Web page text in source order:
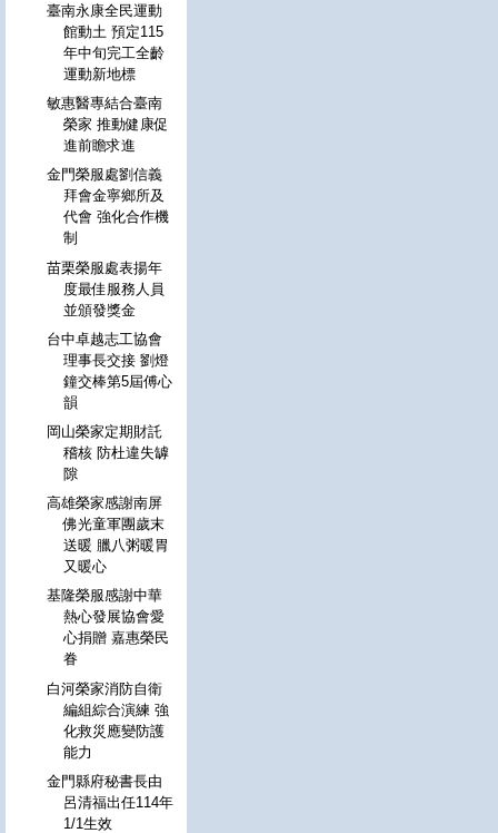
臺南永康全民運動
館動土 預定115
年中旬完工全齡
運動新地標
敏惠醫專結合臺南
榮家 推動健康促
進前瞻求進
金門榮服處劉信義
拜會金寧鄉所及
代會 強化合作機
制
苗栗榮服處表揚年
度最佳服務人員
並頒發獎金
台中卓越志工協會
理事長交接 劉燈
鐘交棒第5屆傅心
韻
岡山榮家定期財託
稽核 防杜違失罅
隙
高雄榮家感謝南屏
佛光童軍團歲末
送暖 臘八粥暖胃
又暖心
基隆榮服感謝中華
熱心發展協會愛
心捐贈 嘉惠榮民
眷
白河榮家消防自衛
編組綜合演練 強
化救災應變防護
能力
金門縣府秘書長由
呂清福出任114年
1/1生效